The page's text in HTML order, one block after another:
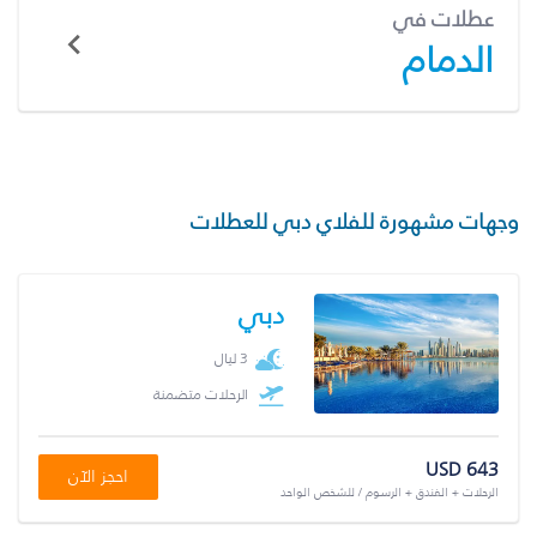
عطلات في
الدمام
وجهات مشهورة للفلاي دبي للعطلات
دبي
3 ليال
الرحلات متضمنة
USD 643
الرحلات + الفندق + الرسوم / للشخص الواحد
احجز الآن